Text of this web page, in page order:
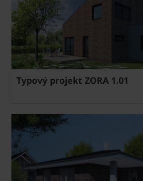
Typový projekt ZORA 1.01